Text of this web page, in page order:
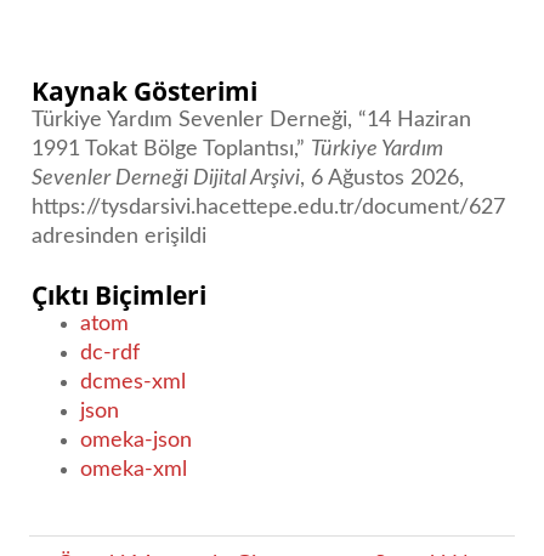
Kaynak Gösterimi
Türkiye Yardım Sevenler Derneği, “14 Haziran
1991 Tokat Bölge Toplantısı,” Türkiye Yardım
Sevenler Derneği Dijital Arşivi, 6 Ağustos 2026,
https://tysdarsivi.hacettepe.edu.tr/document/627
adresinden erişildi
Çıktı Biçimleri
atom
dc-rdf
dcmes-xml
json
omeka-json
omeka-xml